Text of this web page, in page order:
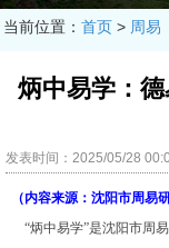
当前位置： 首页> 周易
炳中易学：
发表时间：2025/05/28
（内容来源：沈阳市周易
“炳中易学”是沈阳市周